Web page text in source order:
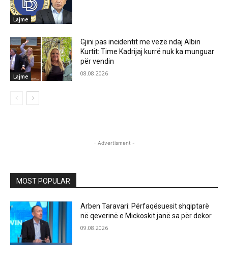
Lajme
Lajme
Gjini pas incidentit me vezë ndaj Albin
Kurtit: Time Kadrijaj kurrë nuk ka munguar
për vendin
08.08.2026
- Advertisment -
MOST POPULAR
Arben Taravari: Përfaqësuesit shqiptarë
në qeverinë e Mickoskit janë sa për dekor
09.08.2026